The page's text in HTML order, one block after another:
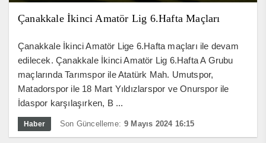
Çanakkale İkinci Amatör Lig 6.Hafta Maçları
Çanakkale İkinci Amatör Lige 6.Hafta maçları ile devam
edilecek. Çanakkale İkinci Amatör Lig 6.Hafta A Grubu
maçlarında Tarımspor ile Atatürk Mah. Umutspor,
Matadorspor ile 18 Mart Yıldızlarspor ve Onurspor ile
İdaspor karşılaşırken, B ...
Haber Son Güncelleme: 9 Mayıs 2024 16:15